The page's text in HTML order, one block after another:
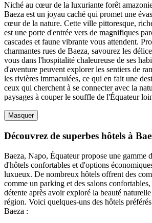
Niché au cœur de la luxuriante forêt
Baeza est un joyau caché qui promet une
cœur de la nature. Cette ville pittoresque,
est une porte d'entrée vers de magnifiques
cascades et faune vibrante vous attendent.
charmantes rues de Baeza, savourez les
vous dans l'hospitalité chaleureuse de ses
d'aventure peuvent explorer les sentiers de
les rivières immaculées, ce qui en fait une
ceux qui cherchent à se connecter avec la
paysages à couper le souffle de l'Équateur
Masquer
Découvrez de superbes hôtels à
Baeza, Napo, Équateur propose une gamme
d'hôtels confortables et d'options
luxueux. De nombreux hôtels offrent des
comme un parking et des salons
détente après avoir exploré la beauté
région. Voici quelques-uns des hôtels
Baeza :